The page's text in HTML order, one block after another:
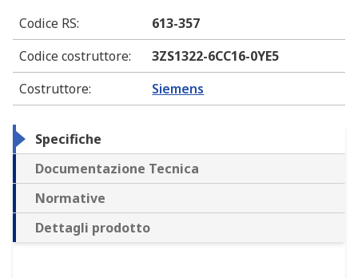
Codice RS:
613-357
Codice costruttore:
3ZS1322-6CC16-0YE5
Costruttore: Siemens
Specifiche
Documentazione Tecnica
Normative
Dettagli prodotto